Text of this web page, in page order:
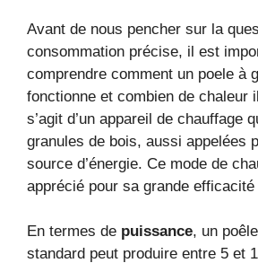
Avant de nous pencher sur la
consommation précise, il est
comprendre comment un poele à
fonctionne et combien de chaleur
s’agit d’un appareil de chauffage
granules de bois, aussi appelées
source d’énergie. Ce mode de
apprécié pour sa grande efficacité
En termes de puissance, un
standard peut produire entre 5 et